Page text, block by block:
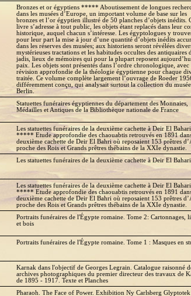
Bronzes et or égyptiens ***** Aboutissement de longues
dans les musées d’Europe, un important volume de base sur les
bronzes et l’or égyptien illustré de 50 planches d’objets inédits.
livre s’adresse à tout public, les objets étant replacés dans leur
historique, auquel chacun s’intéresse. Les égyptologues y
pour leur part la mise à jour d’une quantité d’objets inédits
dans les réserves des musées; aux historiens seront révélées
mystérieuses tractations et les habitudes occultes des antiquaires
jadis, lieux de mémoires qui pour la plupart reposent
paix. Les objets sont présentés dans l’ordre chronologique, avec
révision approfondie de la théologie égyptienne pour chaque
traitée. Ce volume complète largement l’ouvrage de Roeder
différemment conçu, qui analysait surtout la collection du
Berlin.
Statuettes funéraires égyptiennes du département des Monnaies,
Médailles et Antiques de la Bibliothèque nationale de France
Les statuettes funéraires de la deuxième cachette à Deir El Bahari
***** Etude approfondie des chaouabtis retrouvés en 1891
deuxième cachette de Deir El Bahri où reposaient 153 prêtres
proche des Rois et Grands prêtres thébains de la XXIe dynastie.
Les statuettes funéraires de la deuxième cachette à Deir El Bahari
Les statuettes funéraires de la deuxième cachette à Deir El Bahari
***** Etude approfondie des chaouabtis retrouvés en 1891
deuxième cachette de Deir El Bahri où reposaient 153 prêtres
proche des Rois et Grands prêtres thébains de la XXIe dynastie.
Portraits funéraires de l'Égypte romaine. Tome 2: Cartonnages,
et bois
Portraits funéraires de l'Égypte romaine. Tome 1 : Masques en
Karnak dans l'objectif de Georges Legrain. Catalogue raisonné
archives photographiques du premier directeur des travaux de
de 1895 - 1917. Texte et Planches
Pharaoh. The Face of Power. Exhibition Ny Carlsberg Glyptotek